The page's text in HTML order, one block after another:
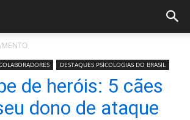
DESTAQUES PSICOLOGIAS DO BRASIL
de heróis: 5 cães
dono de ataque